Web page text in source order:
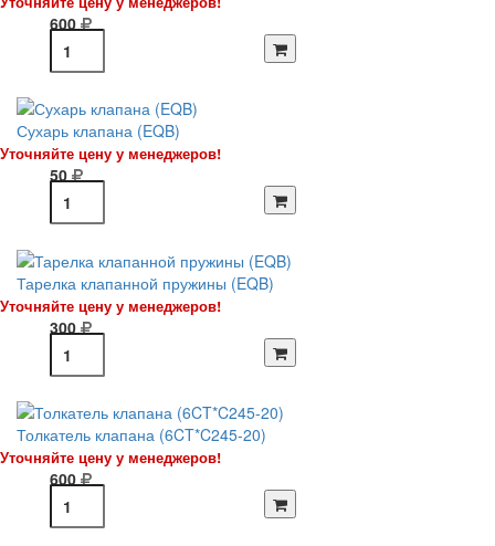
600
Сухарь клапана (EQB)
Уточняйте цену у менеджеров!
50
Тарелка клапанной пружины (EQB)
Уточняйте цену у менеджеров!
300
Толкатель клапана (6CT*C245-20)
Уточняйте цену у менеджеров!
600